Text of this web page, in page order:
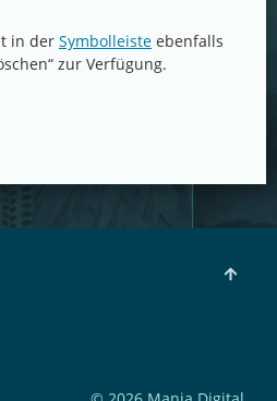
in der Symbolleiste ebenfalls
zur Verfügung.